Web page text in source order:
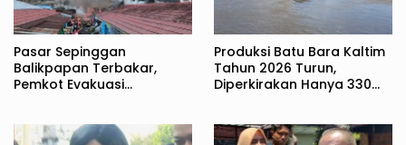
Pasar Sepinggan
Balikpapan Terbakar,
Pemkot Evakuasi
Produksi Batu Bara Kaltim
Tahun 2026 Turun,
Diperkirakan Hanya 330